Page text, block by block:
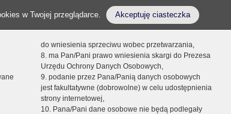
w Twojej przeglądarce. Akceptuję ciasteczka
do wniesienia sprzeciwu wobec przetwarzania,
8. ma Pan/Pani prawo wniesienia skargi do Prezesa
Urzędu Ochrony Danych Osobowych,
9. podanie przez Pana/Panią danych osobowych
jest fakultatywne (dobrowolne) w celu udostępnienia
strony internetowej,
10. Pana/Pani dane osobowe nie będą podlegały